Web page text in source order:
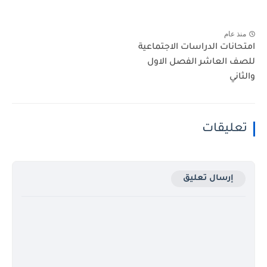
منذ عام
امتحانات الدراسات الاجتماعية
للصف العاشر الفصل الاول
والثاني
تعليقات
إرسال تعليق